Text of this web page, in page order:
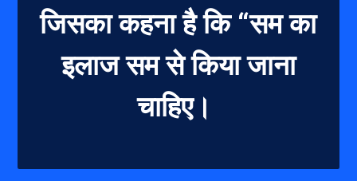
जिसका कहना है कि “सम का
इलाज सम से किया जाना
चाहिए।